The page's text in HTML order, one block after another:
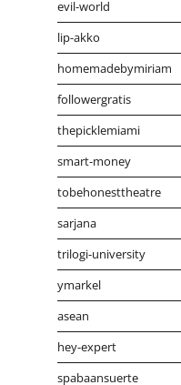
evil-world
lip-akko
homemadebymiriam
followergratis
thepicklemiami
smart-money
tobehonesttheatre
sarjana
trilogi-university
ymarkel
asean
hey-expert
spabaansuerte